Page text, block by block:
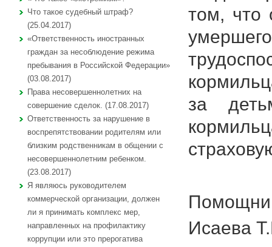
Что такое судебный штраф?
(25.04.2017)
«Ответственность иностранных
граждан за несоблюдение режима
пребывания в Российской Федерации»
(03.08.2017)
Права несовершеннолетних на
совершение сделок. (17.08.2017)
Ответственность за нарушение в
воспрепятствовании родителям или
близким родственникам в общении с
несовершеннолетним ребенком.
(23.08.2017)
Я являюсь руководителем
коммерческой организации, должен
ли я принимать комплекс мер,
направленных на профилактику
коррупции или это прерогатива
том, что
за
Исаева